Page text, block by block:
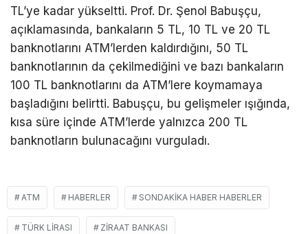
TL’ye kadar yükseltti. Prof. Dr. Şenol Babuşçu,
açıklamasında, bankaların 5 TL, 10 TL ve 20 TL
banknotlarını ATM’lerden kaldırdığını, 50 TL
banknotlarının da çekilmediğini ve bazı bankaların
100 TL banknotlarını da ATM’lere koymamaya
başladığını belirtti. Babuşçu, bu gelişmeler ışığında,
kısa süre içinde ATM’lerde yalnızca 200 TL
banknotların bulunacağını vurguladı.
ATM HABERLER SONDAKIKA HABER HABERLER
TÜRK LİRASI ZIRAAT BANKASI